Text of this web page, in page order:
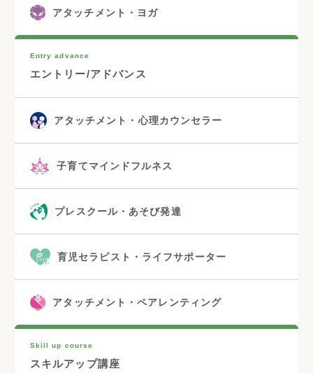
アタッチメント・ヨガ
Entry advance
エントリー/アドバンス
アタッチメント・心理カウンセラー
子育てマインドフルネス
プレスクール・あそび発達
育児セラピスト・ライフサポーター
アタッチメント・ペアレンティング
Skill up course
スキルアップ講座